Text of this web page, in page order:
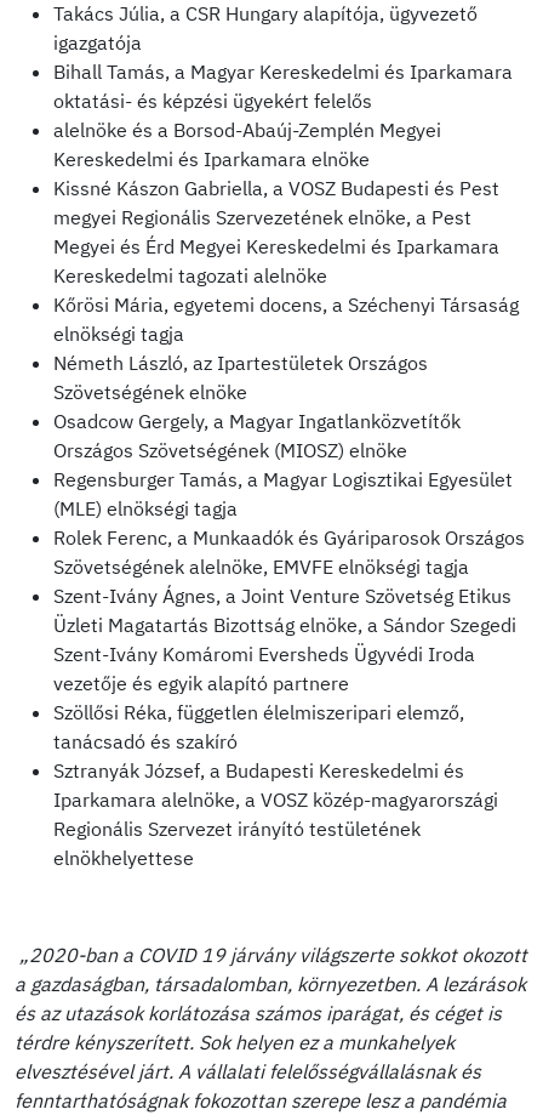
Takács Júlia, a CSR Hungary alapítója, ügyvezető
igazgatója
Bihall Tamás, a Magyar Kereskedelmi és Iparkamara
oktatási- és képzési ügyekért felelős
alelnöke és a Borsod-Abaúj-Zemplén Megyei
Kereskedelmi és Iparkamara elnöke
Kissné Kászon Gabriella, a VOSZ Budapesti és Pest
megyei Regionális Szervezetének elnöke, a Pest
Megyei és Érd Megyei Kereskedelmi és Iparkamara
Kereskedelmi tagozati alelnöke
Kőrösi Mária, egyetemi docens, a Széchenyi Társaság
elnökségi tagja
Németh László, az Ipartestületek Országos
Szövetségének elnöke
Osadcow Gergely, a Magyar Ingatlanközvetítők
Országos Szövetségének (MIOSZ) elnöke
Regensburger Tamás, a Magyar Logisztikai Egyesület
(MLE) elnökségi tagja
Rolek Ferenc, a Munkaadók és Gyáriparosok Országos
Szövetségének alelnöke, EMVFE elnökségi tagja
Szent-Ivány Ágnes, a Joint Venture Szövetség Etikus
Üzleti Magatartás Bizottság elnöke, a Sándor Szegedi
Szent-Ivány Komáromi Eversheds Ügyvédi Iroda
vezetője és egyik alapító partnere
Szöllősi Réka, független élelmiszeripari elemző,
tanácsadó és szakíró
Sztranyák József, a Budapesti Kereskedelmi és
Iparkamara alelnöke, a VOSZ közép-magyarországi
Regionális Szervezet irányító testületének
elnökhelyettese
„2020-ban a COVID 19 járvány világszerte sokkot okozott
a gazdaságban, társadalomban, környezetben. A lezárások
és az utazások korlátozása számos iparágat, és céget is
térdre kényszerített. Sok helyen ez a munkahelyek
elvesztésével járt. A vállalati felelősségvállalásnak és
fenntarthatóságnak fokozottan szerepe lesz a pandémia